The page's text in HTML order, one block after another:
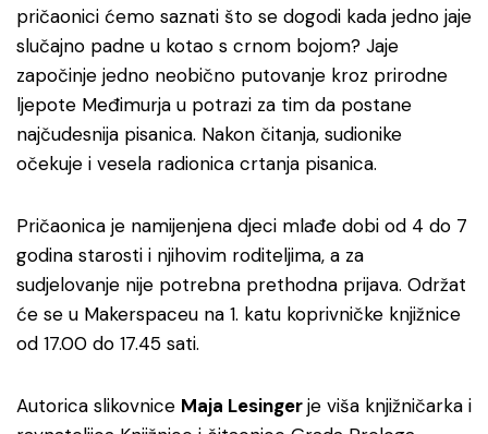
pričaonici ćemo saznati što se dogodi kada jedno jaje
slučajno padne u kotao s crnom bojom? Jaje
započinje jedno neobično putovanje kroz prirodne
ljepote Međimurja u potrazi za tim da postane
najčudesnija pisanica. Nakon čitanja, sudionike
očekuje i vesela radionica crtanja pisanica.
Pričaonica je namijenjena djeci mlađe dobi od 4 do 7
godina starosti i njihovim roditeljima, a za
sudjelovanje nije potrebna prethodna prijava. Održat
će se u Makerspaceu na 1. katu koprivničke knjižnice
od 17.00 do 17.45 sati.
Autorica slikovnice Maja Lesingerje viša knjižničarka i